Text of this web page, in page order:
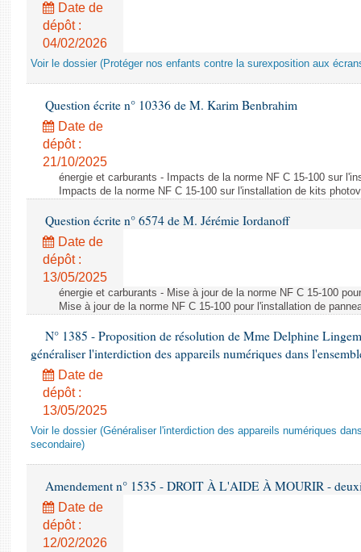
Date de
dépôt :
04/02/2026
Voir le dossier (Protéger nos enfants contre la surexposition aux
Question écrite n° 10336 de M. Karim Benbrahim
Date de
dépôt :
21/10/2025
énergie et carburants - Impacts de la norme NF C 15-100 sur
Impacts de la norme NF C 15-100 sur l'installation de kits
Question écrite n° 6574 de M. Jérémie Iordanoff
Date de
dépôt :
13/05/2025
énergie et carburants - Mise à jour de la norme NF C 15-100
Mise à jour de la norme NF C 15-100 pour l'installation de
N° 1385 - Proposition de résolution de Mme Delphine
généraliser l'interdiction des appareils numériques dans
Date de
dépôt :
13/05/2025
Voir le dossier (Généraliser l'interdiction des appareils numériques
secondaire)
Amendement n° 1535 - DROIT À L'AIDE À MOURIR -
Date de
dépôt :
12/02/2026